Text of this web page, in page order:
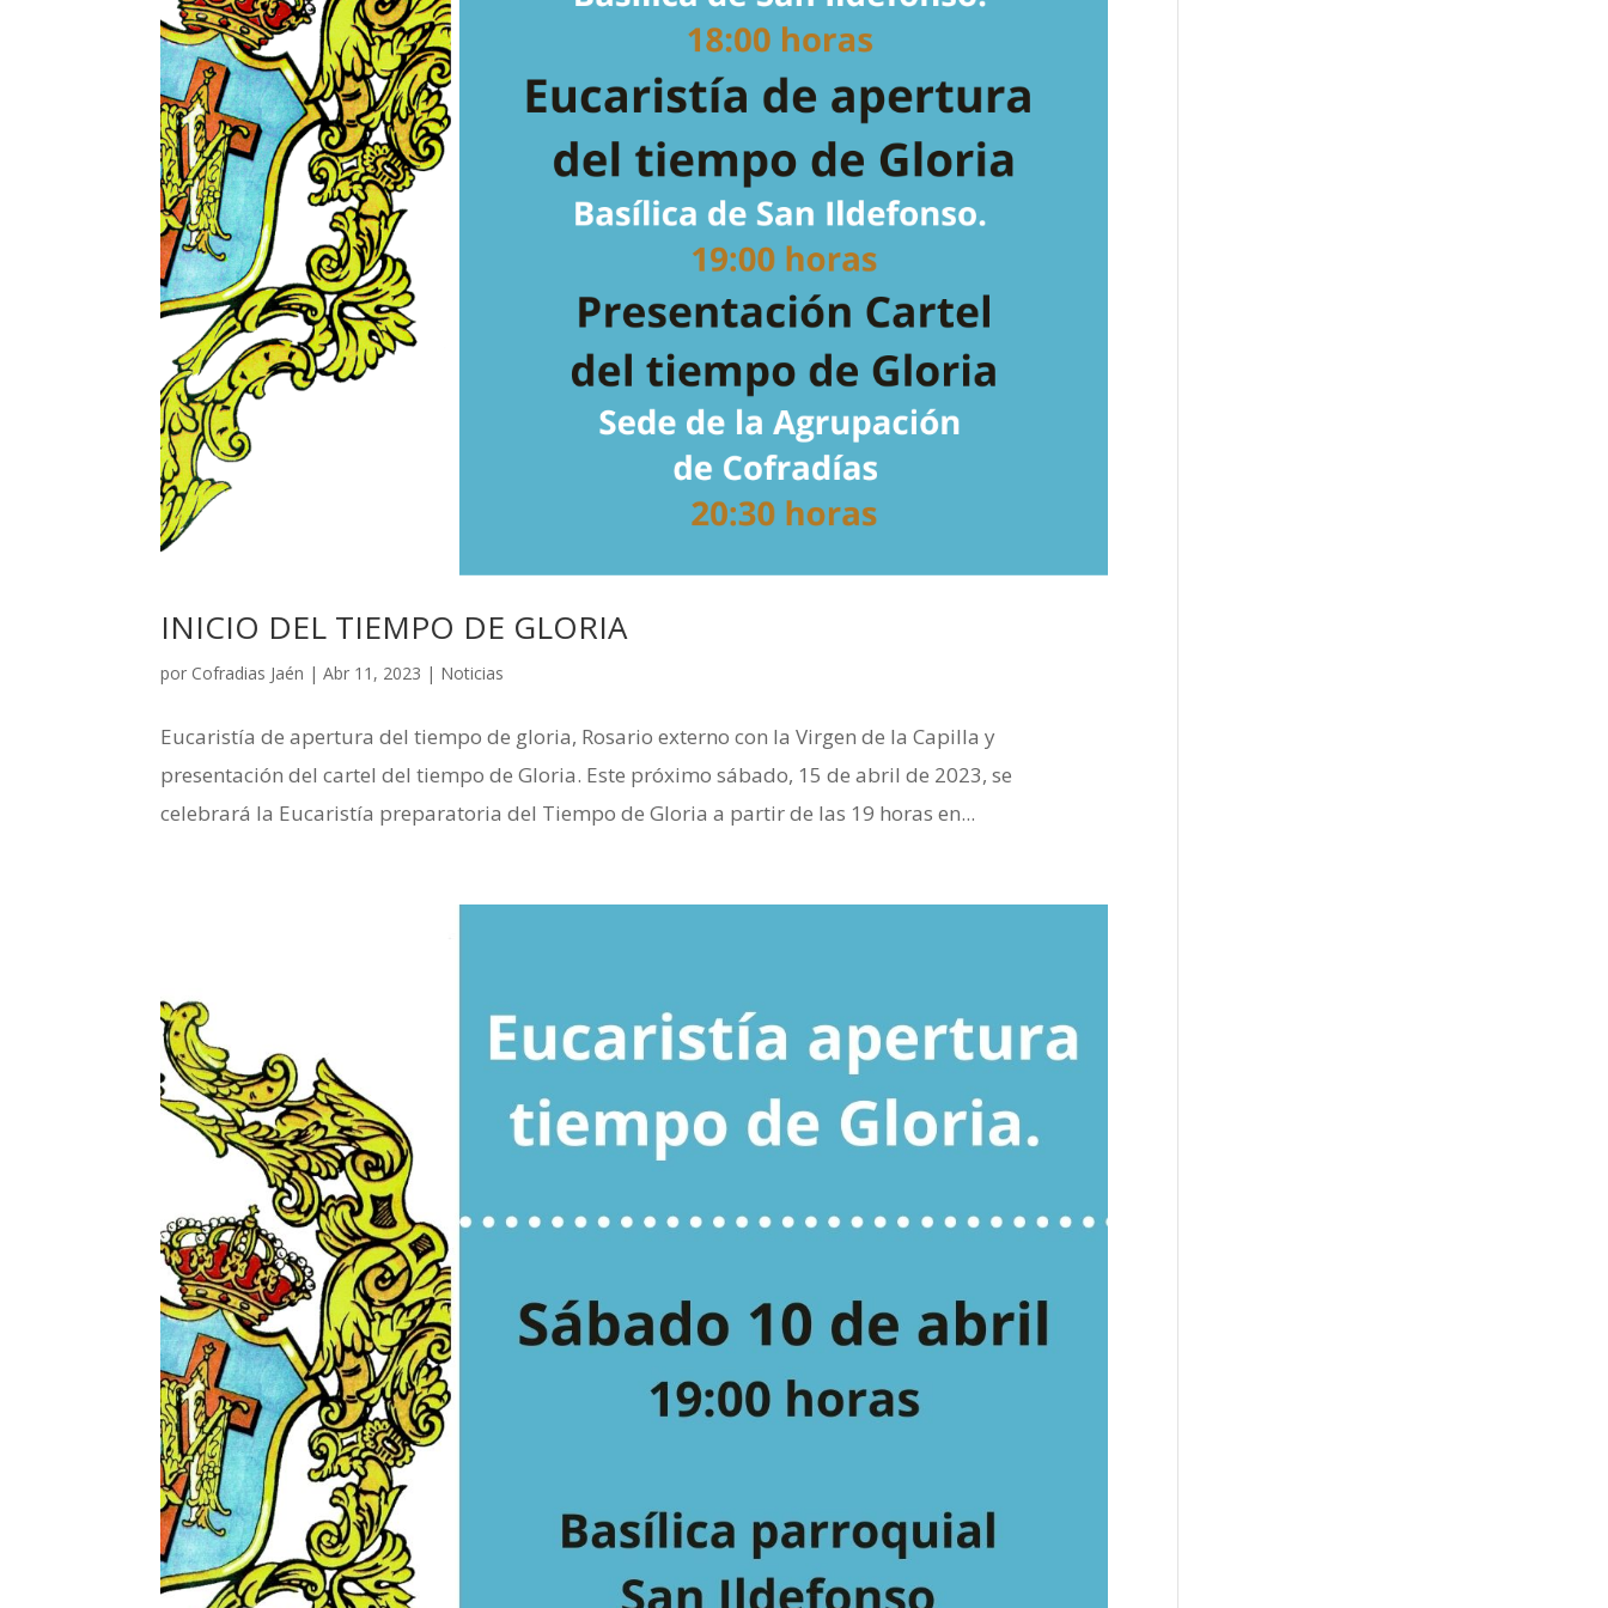
INICIO DEL TIEMPO DE GLORIA
por Cofradias Jaén |Abr 11, 2023 | Noticias
Eucaristía de apertura del tiempo de gloria, Rosario externo con la Virgen de la Capilla y
presentación del cartel del tiempo de Gloria. Este próximo sábado, 15 de abril de 2023, se
celebrará la Eucaristía preparatoria del Tiempo de Gloria a partir de las 19 horas en...